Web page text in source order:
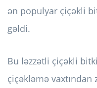
ən populyar çiçəkli
gəldi.
Bu ləzzətli çiçəkli
çiçəkləmə